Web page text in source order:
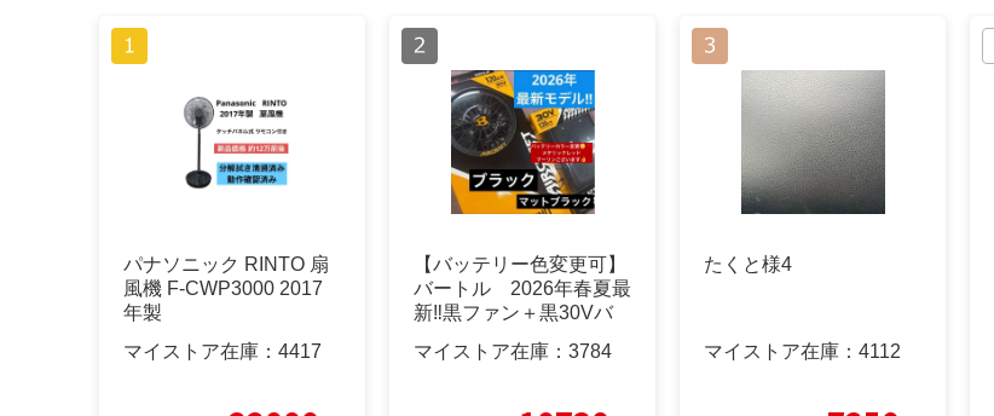
パナソニック RINTO 扇
風機 F-CWP3000 2017
年製
マイストア在庫： 4417
【バッテリー色変更可】
バートル 2026年春夏最
新‼︎黒ファン＋黒30Vバ
マイストア在庫： 3784
たくと様4
マイストア在庫： 4112